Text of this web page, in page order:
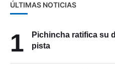
ÚLTIMAS NOTICIAS
1
Pichincha ratifica su
pista